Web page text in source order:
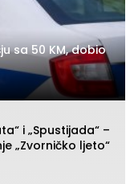
sa 50 KM, dobio
i „Spustijada“ –
„Zvorničko ljeto“